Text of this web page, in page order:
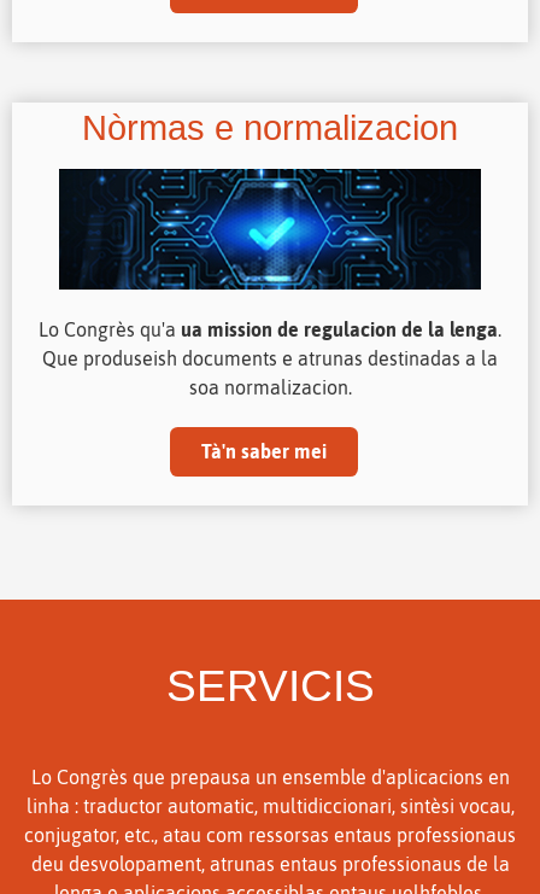
Nòrmas e normalizacion
Lo Congrès qu'a ua mission de regulacion de la lenga.
Que produseish documents e atrunas destinadas a la
soa normalizacion.
Tà'n saber mei
SERVICIS
Lo Congrès que prepausa un ensemble d'aplicacions en
linha : traductor automatic, multidiccionari, sintèsi vocau,
conjugator, etc., atau com ressorsas entaus professionaus
deu desvolopament, atrunas entaus professionaus de la